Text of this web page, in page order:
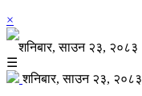
×
शनिबार, साउन २३, २०८३
☰
शनिबार, साउन २३, २०८३